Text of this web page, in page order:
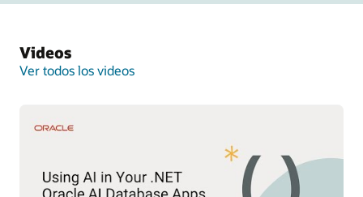
Videos
Ver todos los videos